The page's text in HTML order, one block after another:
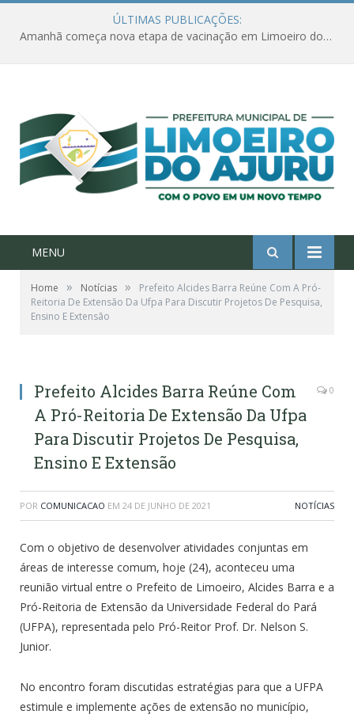
ÚLTIMAS PUBLICAÇÕES:
Amanhã começa nova etapa de vacinação em Limoeiro do Ajuru para idosos com 65 ou mais
MENU
Home » Notícias »
Prefeito Alcides Barra Reúne Com A Pró-
Reitoria De Extensão Da Ufpa Para Discutir Projetos De Pesquisa,
Ensino E Extensão
Prefeito Alcides Barra Reúne Com
A Pró-Reitoria De Extensão Da Ufpa
Para Discutir Projetos De Pesquisa,
Ensino E Extensão
0
POR COMUNICACAO EM 24 DE JUNHO DE 2021 NOTÍCIAS
Com o objetivo de desenvolver atividades conjuntas em
áreas de interesse comum, hoje (24), aconteceu uma
reunião virtual entre o Prefeito de Limoeiro, Alcides Barra e a
Pró-Reitoria de Extensão da Universidade Federal do Pará
(UFPA), representada pelo Pró-Reitor Prof. Dr. Nelson S.
Junior.
No encontro foram discutidas estratégias para que a UFPA
estimule e implemente ações de extensão no município,